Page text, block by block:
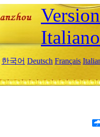
Italiano
한국어 Deutsch Français